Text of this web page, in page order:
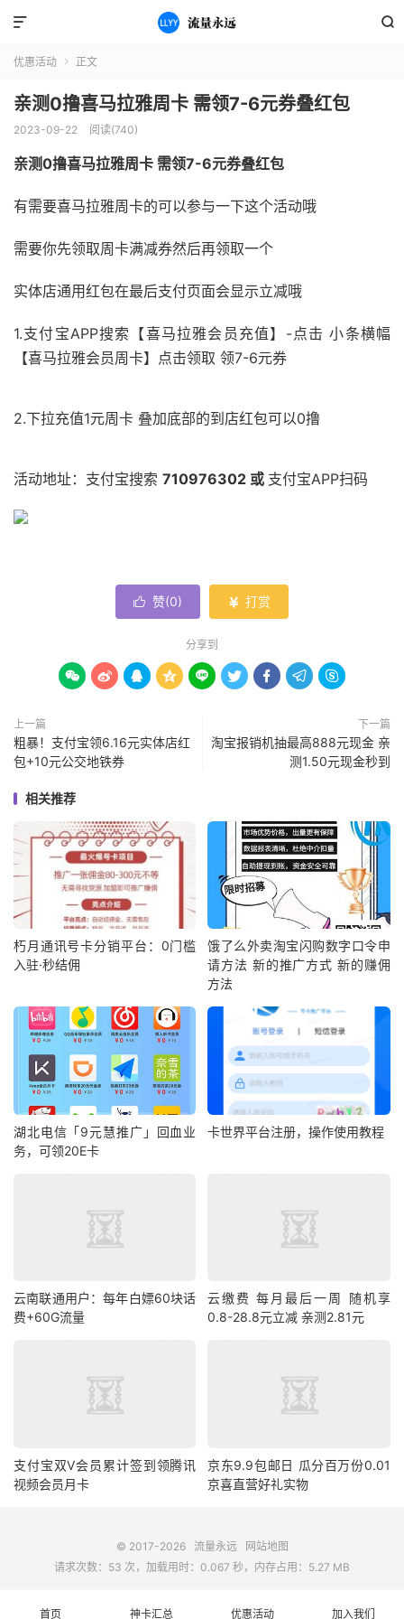


优惠活动  正文
亲测0撸喜马拉雅周卡 需领7-6元券叠红包
2023-09-22 阅读(740)
亲测0撸喜马拉雅周卡 需领7-6元券叠红包
有需要喜马拉雅周卡的可以参与一下这个活动哦
需要你先领取周卡满减券然后再领取一个
实体店通用红包在最后支付页面会显示立减哦
1.支付宝APP搜索【喜马拉雅会员充值】-点击 小条横幅
【喜马拉雅会员周卡】点击领取 领7-6元券
2.下拉充值1元周卡 叠加底部的到店红包可以0撸
活动地址：支付宝搜索 710976302 或 支付宝APP扫码
 赞(0)  打赏
分享到
        
上一篇
粗暴！支付宝领6.16元实体店红
包+10元公交地铁券
下一篇
淘宝报销机抽最高888元现金 亲
测1.50元现金秒到
相关推荐
朽月通讯号卡分销平台：0门槛
入驻·秒结佣
饿了么外卖淘宝闪购数字口令申
请方法 新的推广方式 新的赚佣
方法
湖北电信「9元慧推广」回血业
务，可领20E卡
卡世界平台注册，操作使用教程
云南联通用户：每年白嫖60块话
费+60G流量
云缴费 每月最后一周 随机享
0.8-28.8元立减 亲测2.81元
支付宝双V会员累计签到领腾讯
视频会员月卡
京东9.9包邮日 瓜分百万份0.01
京喜直营好礼实物
首页 神卡汇总 优惠活动 加入我们
© 2017-2026 流量永远
网站地图
请求次数：53 次，加载用时：0.067 秒，内存占用：5.27 MB